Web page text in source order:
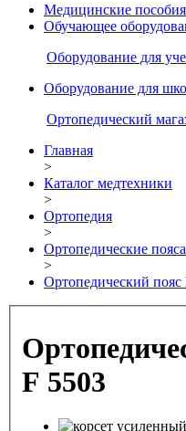
Медицинские пособия
Обучающее
Оборудование для
Оборудование для
Ортопедический
Главная
>
Каталог медтехники
>
Ортопедия
>
Ортопедические пояса
>
Ортопедический пояс
F 5503